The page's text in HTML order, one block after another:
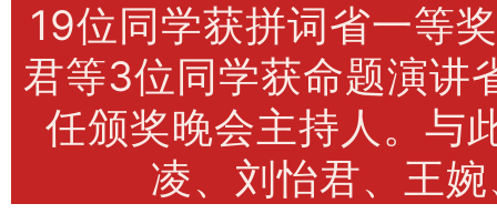
19位同学获拼词省一等
君等3位同学获命题演讲
任颁奖晚会主持人。与
凌、刘怡君、王